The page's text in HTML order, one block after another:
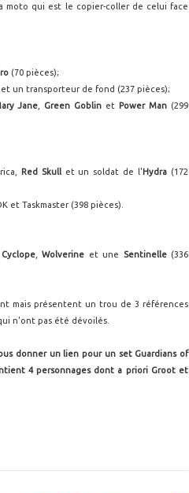
moto qui est le copier-coller de celui face
(70 pièces);
et un transporteur de fond (237 pièces);
Jane Green Goblin et Power Man (299
Red Skullet un soldat de l'Hydra (172
et Taskmaster (398 pièces).
Cyclope, Wolverine et une Sentinelle(336
mais présentent un trou de 3 références
n'ont pas été dévoilés.
donner un lien pour un set Guardians of
4 personnages dont a priori Groot et